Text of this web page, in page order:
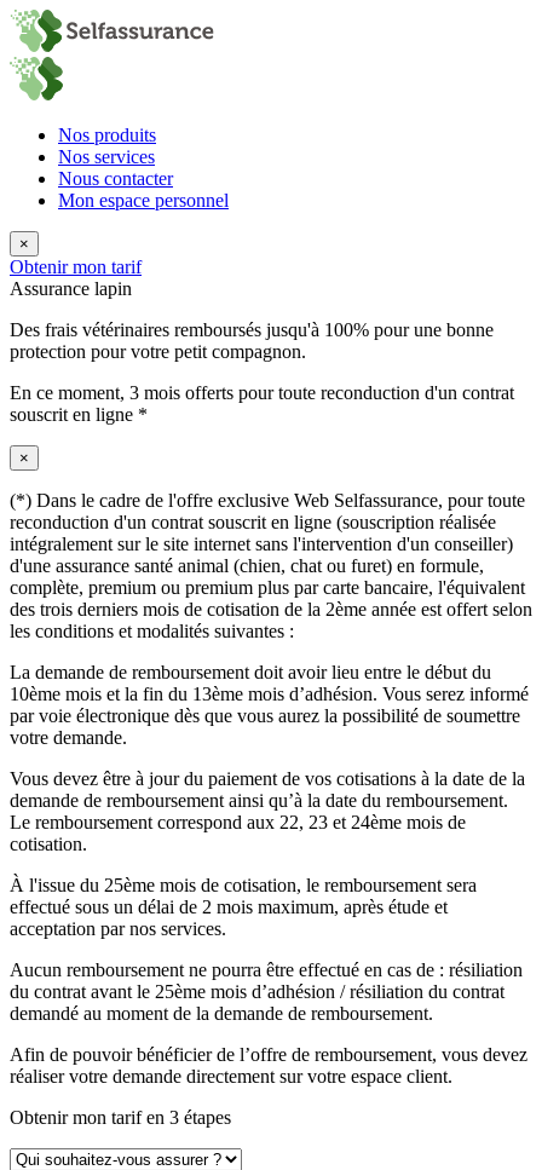
Nos produits
Nos services
Nous contacter
Mon espace personnel
×
Obtenir mon tarif
Assurance lapin
Des frais vétérinaires remboursés jusqu'à 100% pour une bonne
protection pour votre petit compagnon.
En ce moment, 3 mois offerts pour toute reconduction d'un contrat
souscrit en ligne *
×
(*) Dans le cadre de l'offre exclusive Web Selfassurance, pour toute
reconduction d'un contrat souscrit en ligne (souscription réalisée
intégralement sur le site internet sans l'intervention d'un conseiller)
d'une assurance santé animal (chien, chat ou furet) en formule,
complète, premium ou premium plus par carte bancaire, l'équivalent
des trois derniers mois de cotisation de la 2ème année est offert selon
les conditions et modalités suivantes :
La demande de remboursement doit avoir lieu entre le début du
10ème mois et la fin du 13ème mois d’adhésion. Vous serez informé
par voie électronique dès que vous aurez la possibilité de soumettre
votre demande.
Vous devez être à jour du paiement de vos cotisations à la date de la
demande de remboursement ainsi qu’à la date du remboursement.
Le remboursement correspond aux 22, 23 et 24ème mois de
cotisation.
À l'issue du 25ème mois de cotisation, le remboursement sera
effectué sous un délai de 2 mois maximum, après étude et
acceptation par nos services.
Aucun remboursement ne pourra être effectué en cas de : résiliation
du contrat avant le 25ème mois d’adhésion / résiliation du contrat
demandé au moment de la demande de remboursement.
Afin de pouvoir bénéficier de l’offre de remboursement, vous devez
réaliser votre demande directement sur votre espace client.
Obtenir mon tarif en 3 étapes